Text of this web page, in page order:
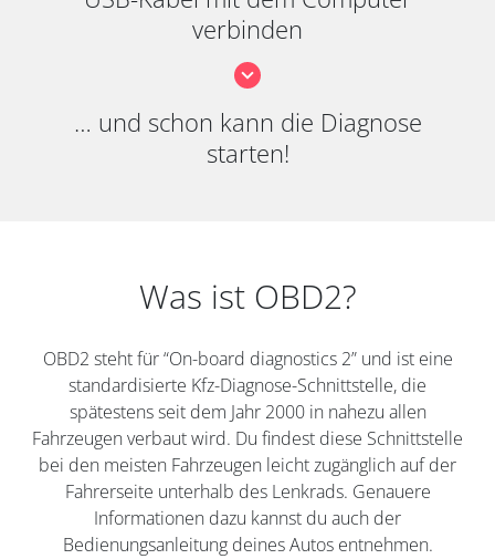
verbinden
… und schon kann die Diagnose
starten!
Was ist OBD2?
OBD2 steht für “On-board diagnostics 2” und ist eine
standardisierte Kfz-Diagnose-Schnittstelle, die
spätestens seit dem Jahr 2000 in nahezu allen
Fahrzeugen verbaut wird. Du findest diese Schnittstelle
bei den meisten Fahrzeugen leicht zugänglich auf der
Fahrerseite unterhalb des Lenkrads. Genauere
Informationen dazu kannst du auch der
Bedienungsanleitung deines Autos entnehmen.